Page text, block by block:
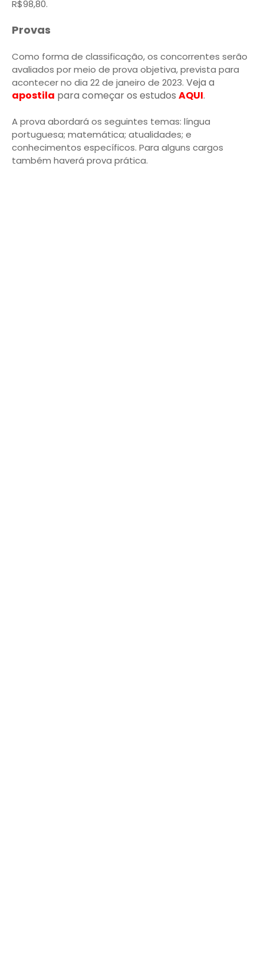
R$98,80.
Provas
Como forma de classificação, os concorrentes serão
avaliados por meio de prova objetiva, prevista para
acontecer no dia 22 de janeiro de 2023. Veja a
apostila para começar os estudos AQUI.
A prova abordará os seguintes temas: língua
portuguesa; matemática; atualidades; e
conhecimentos específicos. Para alguns cargos
também haverá prova prática.